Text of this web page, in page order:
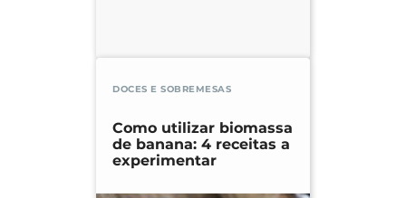
DOCES E SOBREMESAS
Como utilizar biomassa
de banana: 4 receitas a
experimentar